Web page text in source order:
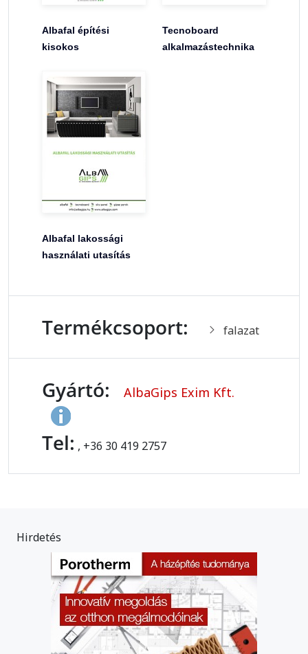
Albafal építési
kisokos
Tecnoboard
alkalmazástechnika
Albafal lakossági
használati utasítás
Termékcsoport: falazat
Gyártó: AlbaGips Exim Kft.
Tel: , +36 30 419 2757
Hirdetés